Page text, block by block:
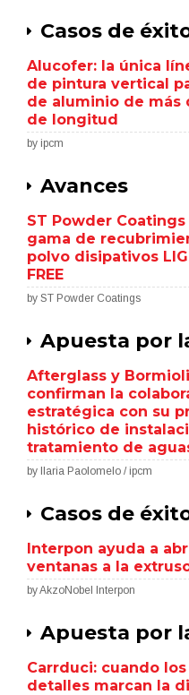
Casos de
Alucofer: la única
de pintura vertical
de aluminio de más
de longitud
by ipcm
Avances
ST Powder
gama de
polvo disipativos
FREE
by ST Powder Coatings
Apuesta por
Afterglass y
confirman la
estratégica con su
histórico de
tratamiento de
by Ilaria Paolomelo / ipcm
Casos de
Interpon ayuda a
ventanas a la
by AkzoNobel Interpon
Apuesta por
Carrduci: cuando
detalles marcan la